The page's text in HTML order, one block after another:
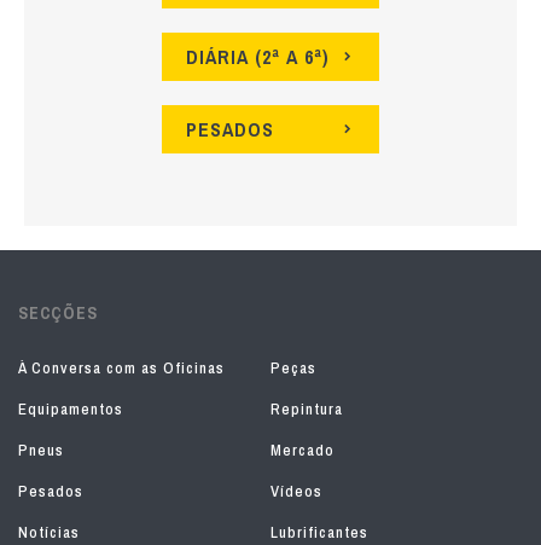
DIÁRIA (2ª A 6ª)
PESADOS
SECÇÕES
À Conversa com as Oficinas
Peças
Equipamentos
Repintura
Pneus
Mercado
Pesados
Vídeos
Notícias
Lubrificantes